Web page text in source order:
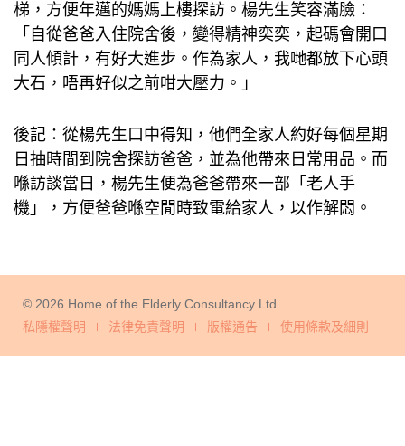
梯，方便年邁的媽媽上樓探訪。楊先生笑容滿臉：
「自從爸爸入住院舍後，變得精神奕奕，起碼會開口
同人傾計，有好大進步。作為家人，我哋都放下心頭
大石，唔再好似之前咁大壓力。」
後記：從楊先生口中得知，他們全家人約好每個星期
日抽時間到院舍探訪爸爸，並為他帶來日常用品。而
喺訪談當日，楊先生便為爸爸帶來一部「老人手
機」，方便爸爸喺空閒時致電給家人，以作解悶。
© 2026 Home of the Elderly Consultancy Ltd.
私隱權聲明
法律免責聲明 版權通告 使用條款及細則